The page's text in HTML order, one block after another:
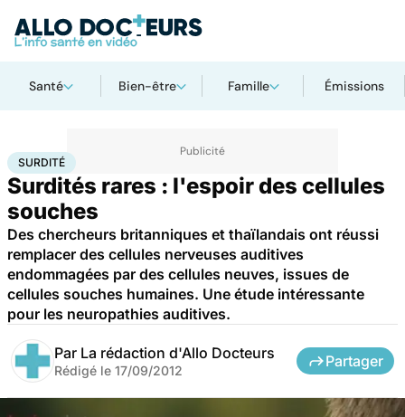
Santé Bien-être Famille Émissions
AccueilSanté
SURDITÉ
Surdités rares : l'espoir des cellules
souches
Des chercheurs britanniques et thaïlandais ont réussi
remplacer des cellules nerveuses auditives
endommagées par des cellules neuves, issues de
cellules souches humaines. Une étude intéressante
pour les neuropathies auditives.
Par La rédaction d'Allo Docteurs
Rédigé le 17/09/2012
Partager